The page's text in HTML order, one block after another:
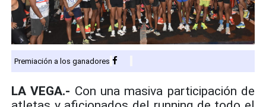
Premiación a los ganadores
LA VEGA.- Con una masiva participación de